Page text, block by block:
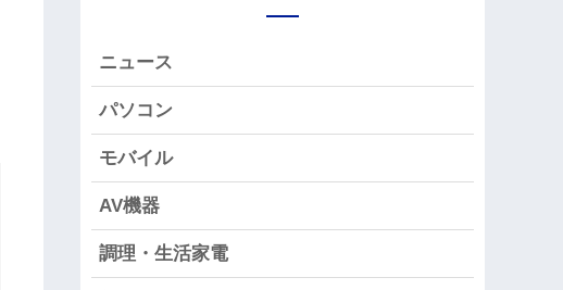
ニュース
パソコン
モバイル
AV機器
調理・生活家電